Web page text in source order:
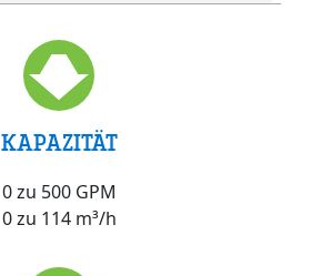
KAPAZITÄT
0 zu 500 GPM
0 zu 114 m³/h